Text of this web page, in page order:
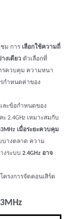
ม การ เลือกใช้ความถี่
งเดียว ตัวเลือกที่
รควบคุม ความหนา
กำหนดค่าของ
ละข้อกำหนดของ
2.4GHz เหมาะสมกับ
เมื่อระยะควบคุม
บางตลาด ความ
งระบบ 2.4GHz อาจ
ครงการจัดคอนเสิร์ต